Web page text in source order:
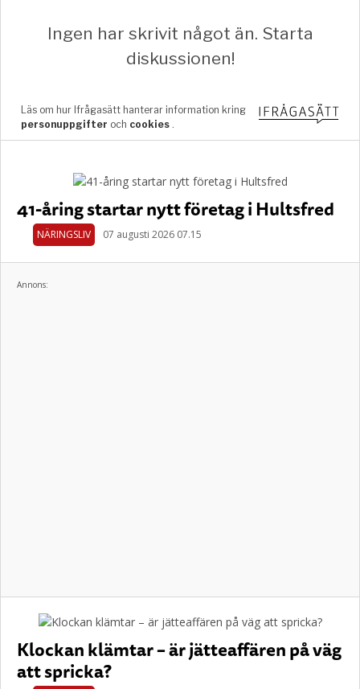
41-åring startar nytt företag i Hultsfred
NÄRINGSLIV 07 augusti 2026 07.15
Annons:
Klockan klämtar – är jätteaffären på väg
att spricka?